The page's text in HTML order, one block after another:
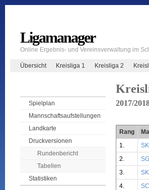
Ligamanager
Online Ergebnis- und Vereinsverwaltung im
Übersicht Kreisliga 1 Kreisliga 2
Spielplan
Mannschaftsaufstellungen
Landkarte
Druckversionen
Rundenbericht
Tabellen
Statistiken
2017/
Rang
1.
2.
3.
4.